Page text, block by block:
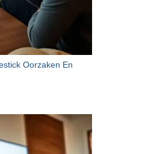
Oorzaken En